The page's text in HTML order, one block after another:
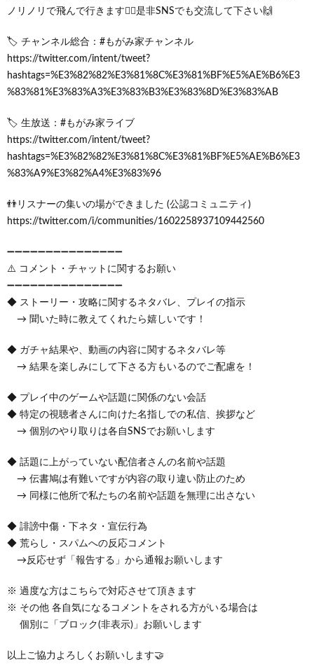
ノリノリで飛んで行きます🧚‍♀️是非SNSでも交流して下さい🙌
🏷 チャンネル総合：#もがみ家チャンネル
https://twitter.com/intent/tweet?
hashtags=%E3%82%82%E3%81%8C%E3%81%BF%E5%AE%B6%E3
%83%81%E3%83%A3%E3%83%B3%E3%83%8D%E3%83%AB
🏷 生放送：#もがみ家ライブ
https://twitter.com/intent/tweet?
hashtags=%E3%82%82%E3%81%8C%E3%81%BF%E5%AE%B6%E3
%83%A9%E3%82%A4%E3%83%96
👬リスナーの集いの場ができました (公認コミュニティ)
https://twitter.com/i/communities/1602258937109442560
➖➖➖➖➖➖➖➖➖➖➖➖➖➖➖
⚠️ コメント・チャットに関するお願い
➖➖➖➖➖➖➖➖➖➖➖➖➖➖➖
◆ ストーリー・攻略に関するネタバレ、プレイの指示
→ 聞いた時に教えてくれたら嬉しいです！
◆ ガチャ結果や、動画の内容に関するネタバレ等
→ 結果を楽しみにして下さる方もいるのでご配慮を！
◆ プレイ中のゲームや話題に関係のない会話
◆ 特定の視聴者さんに向けた名指しでの私信、挨拶など
→ 個別のやり取りは各自SNSでお願いします
◆ 話題に上がっていない配信者さんの名前や話題
→ 伝書鳩は有難いですが内容の取り違い防止のため
→ 同様に他所で私たちの名前や話題を無理に出さない
◆ 誹謗中傷・下ネタ・宣伝行為
◆ 荒らし・スパムへの反応コメント
→反応せず「報告する」から通報お願いします
※ 過度な方はこちらで対応させて頂きます
※ その他 各自気になるコメントをされる方がいる場合は
個別に「ブロック(非表示)」お願いします
以上ご協力よろしくお願いします🤝